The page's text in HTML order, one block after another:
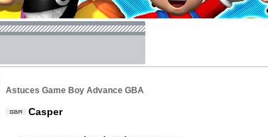
Astuces Game Boy Advance GBA
Casper